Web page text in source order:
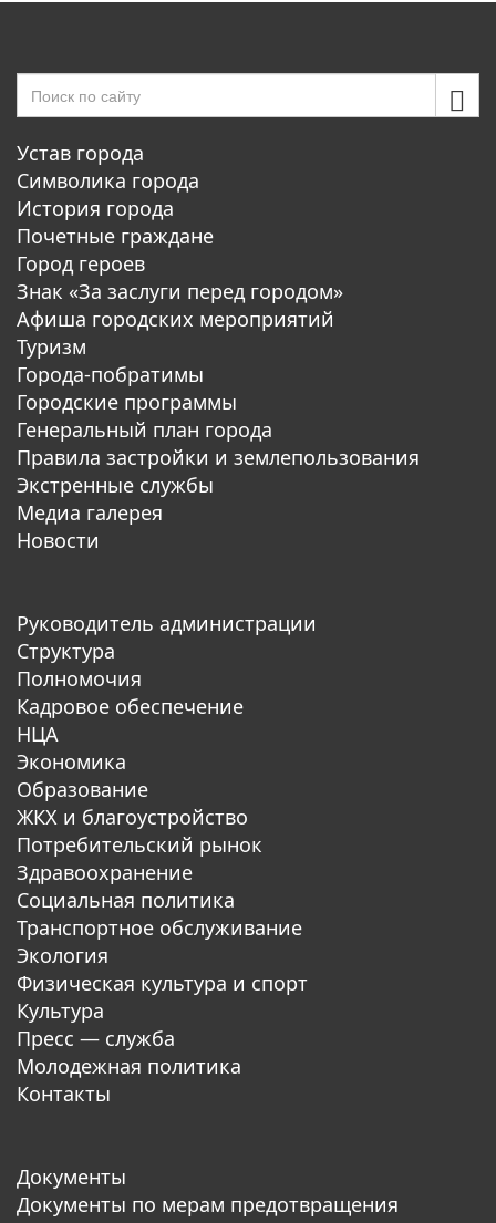
Устав города
Символика города
История города
Почетные граждане
Город героев
Знак «За заслуги перед городом»
Афиша городских мероприятий
Туризм
Города-побратимы
Городские программы
Генеральный план города
Правила застройки и землепользования
Экстренные службы
Медиа галерея
Новости
Руководитель администрации
Структура
Полномочия
Кадровое обеспечение
НЦА
Экономика
Образование
ЖКХ и благоустройство
Потребительский рынок
Здравоохранение
Социальная политика
Транспортное обслуживание
Экология
Физическая культура и спорт
Культура
Пресс — служба
Молодежная политика
Контакты
Документы
Документы по мерам предотвращения